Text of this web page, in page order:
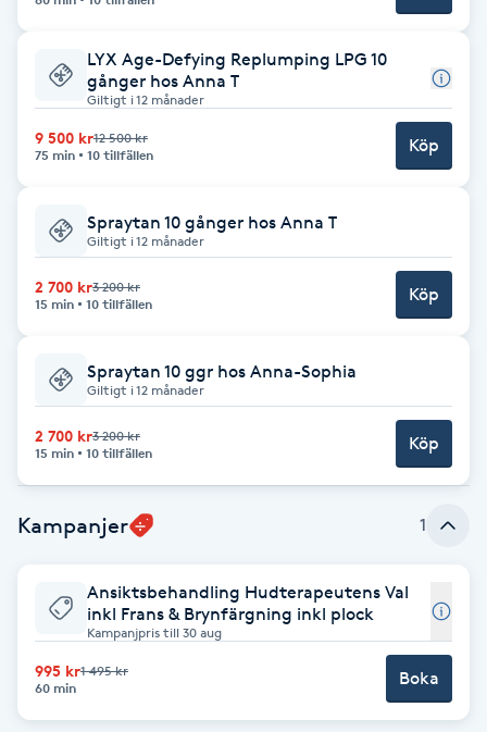
Babylights
Bambumassage
Barber
Barnklippning
BIAB
Blowout
Bottenfärg
Brynformning
Brynfärgning
Brynplockning
Bröllopsuppsättning
LYX Age-Defying Replumping LPG 10
gånger hos Anna T
Giltigt i 12 månader
9 500 kr12 500 kr
75 min
10 tillfällen Köp
Spraytan 10 gånger hos Anna T
Giltigt i 12 månader
2 700 kr3 200 kr
15 min
10 tillfällen Köp
Spraytan 10 ggr hos Anna-Sophia
Giltigt i 12 månader
2 700 kr3 200 kr
15 min
10 tillfällen Köp
Kampanjer 1
Ansiktsbehandling Hudterapeutens Val
inkl Frans & Brynfärgning inkl plock
Kampanjpris till 30 aug
995 kr1 495 kr
60 min
Boka